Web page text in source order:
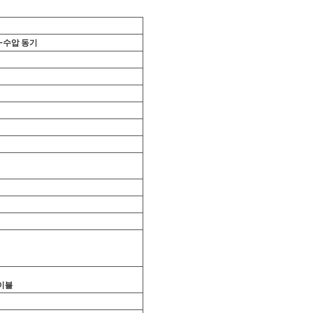
압 동기
블